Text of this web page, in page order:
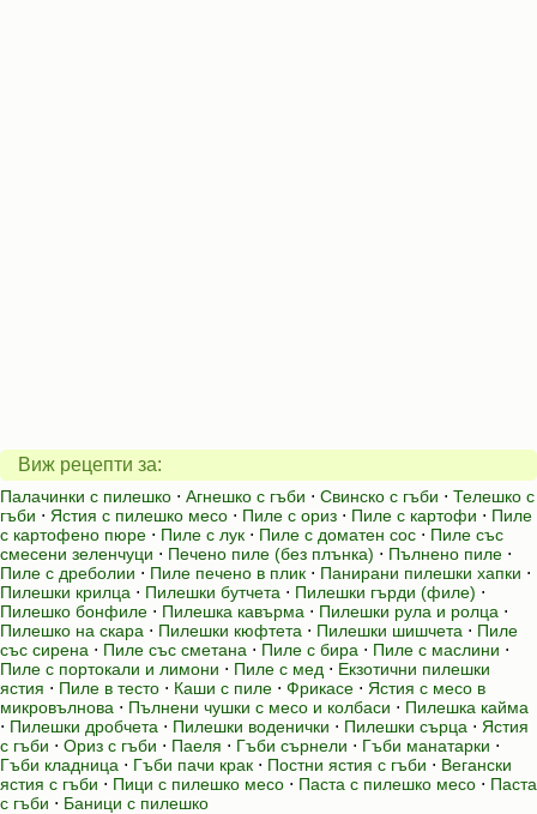
Виж рецепти за:
Палачинки с пилешко ⋅ Агнешко с гъби ⋅ Свинско с гъби ⋅ Телешко с
гъби ⋅ Ястия с пилешко месо ⋅ Пиле с ориз ⋅ Пиле с картофи ⋅ Пиле
с картофено пюре ⋅ Пиле с лук ⋅ Пиле с доматен сос ⋅ Пиле със
смесени зеленчуци ⋅ Печено пиле (без плънка) ⋅ Пълнено пиле ⋅
Пиле с дреболии ⋅ Пиле печено в плик ⋅ Панирани пилешки хапки ⋅
Пилешки крилца ⋅ Пилешки бутчета ⋅ Пилешки гърди (филе) ⋅
Пилешко бонфиле ⋅ Пилешка кавърма ⋅ Пилешки рула и ролца ⋅
Пилешко на скара ⋅ Пилешки кюфтета ⋅ Пилешки шишчета ⋅ Пиле
със сирена ⋅ Пиле със сметана ⋅ Пиле с бира ⋅ Пиле с маслини ⋅
Пиле с портокали и лимони ⋅ Пиле с мед ⋅ Екзотични пилешки
ястия ⋅ Пиле в тесто ⋅ Каши с пиле ⋅ Фрикасе ⋅ Ястия с месо в
микровълнова ⋅ Пълнени чушки с месо и колбаси ⋅ Пилешка кайма
⋅ Пилешки дробчета ⋅ Пилешки воденички ⋅ Пилешки сърца ⋅ Ястия
с гъби ⋅ Ориз с гъби ⋅ Паеля ⋅ Гъби сърнели ⋅ Гъби манатарки ⋅
Гъби кладница ⋅ Гъби пачи крак ⋅ Постни ястия с гъби ⋅ Вегански
ястия с гъби ⋅ Пици с пилешко месо ⋅ Паста с пилешко месо ⋅ Паста
с гъби ⋅ Баници с пилешко